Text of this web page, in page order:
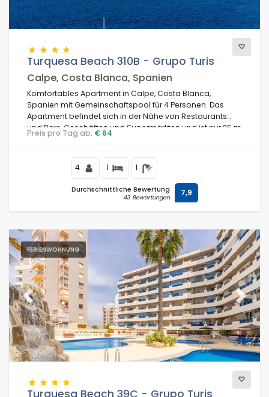
Turquesa Beach 310B - Grupo Turis
Calpe, Costa Blanca, Spanien
Komfortables Apartment in Calpe, Costa Blanca,
Spanien mit Gemeinschaftspool für 4 Personen. Das
Apartment befindet sich in der Nähe von Restaurants
und Bars, Geschäften und Supermärkten und ist nur 25 m
vom Playa de Levante Strand entfernt.
Preis pro Tag ab: € 64
4 1 1
Durchschnittliche Bewertung
43 Bewertungen 7,9
FERIENWOHNUNG
Previous Next
Turquesa Beach 39C - Grupo Turis